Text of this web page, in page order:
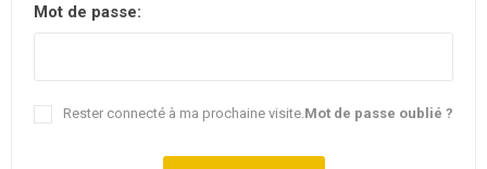
Mot de passe:
Mot de passe oublié ?
Rester connecté à ma prochaine visite.